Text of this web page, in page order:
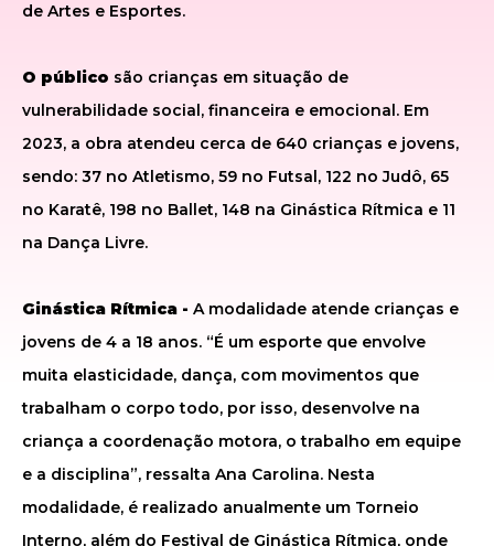
de Artes e Esportes.
O público são crianças em situação de
vulnerabilidade social, financeira e emocional. Em
2023, a obra atendeu cerca de 640 crianças e jovens,
sendo: 37 no Atletismo, 59 no Futsal, 122 no Judô, 65
no Karatê, 198 no Ballet, 148 na Ginástica Rítmica e 11
na Dança Livre.
Ginástica Rítmica - A modalidade atende crianças e
jovens de 4 a 18 anos. “É um esporte que envolve
muita elasticidade, dança, com movimentos que
trabalham o corpo todo, por isso, desenvolve na
criança a coordenação motora, o trabalho em equipe
e a disciplina”, ressalta Ana Carolina. Nesta
modalidade, é realizado anualmente um Torneio
Interno, além do Festival de Ginástica Rítmica, onde